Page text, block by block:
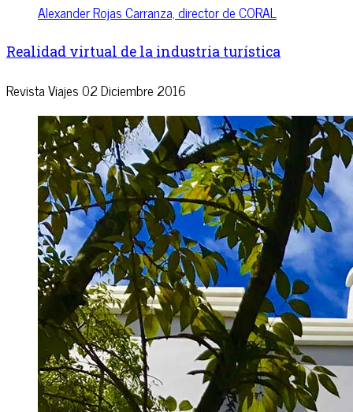
Alexander Rojas Carranza, director de CORAL
Realidad virtual de la industria turística
Revista Viajes02 Diciembre 2016